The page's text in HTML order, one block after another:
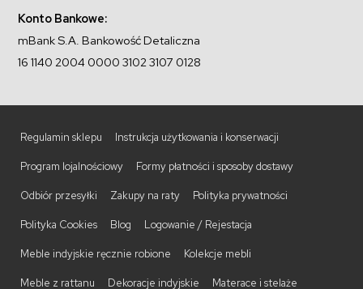
Konto Bankowe:
mBank S.A. Bankowość Detaliczna
16 1140 2004 0000 3102 3107 0128
Regulamin sklepu Instrukcja użytkowania i konserwacji
Program lojalnościowy Formy płatności i sposoby dostawy
Odbiór przesyłki Zakupy na raty Polityka prywatności
Polityka Cookies Blog Logowanie / Rejestacja
Meble indyjskie ręcznie robione Kolekcje mebli
Meble z rattanu Dekoracje indyjskie Materace i stelaże